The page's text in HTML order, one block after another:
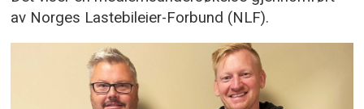
av Norges Lastebileier-Forbund (NLF).